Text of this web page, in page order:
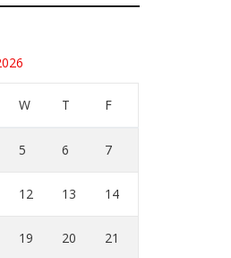
W T F
5 6 7
12 13 14
19 20 21